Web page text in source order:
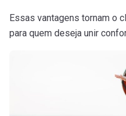
Essas vantagens tornam o
para quem deseja unir